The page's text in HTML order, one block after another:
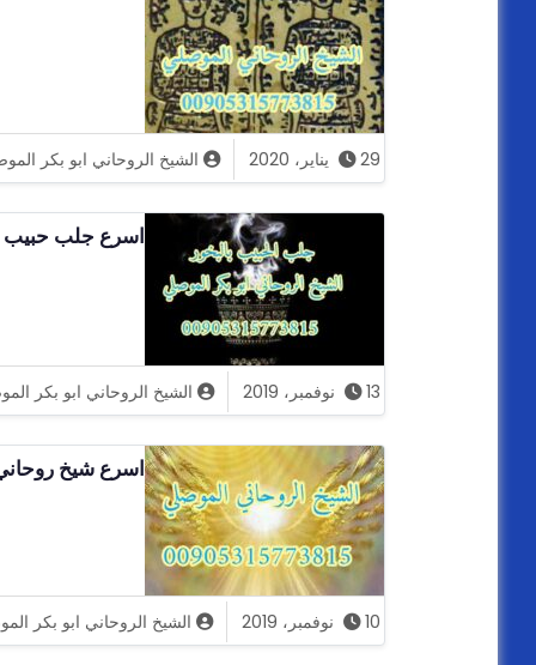
29 يناير، 2020 الشيخ الروحاني ابو بكر
اسرع جلب حبيب الشيخ
13 نوفمبر، 2019 الشيخ الروحاني ابو بكر
اسرع شيخ روحاني
10 نوفمبر، 2019 الشيخ الروحاني ابو بكر